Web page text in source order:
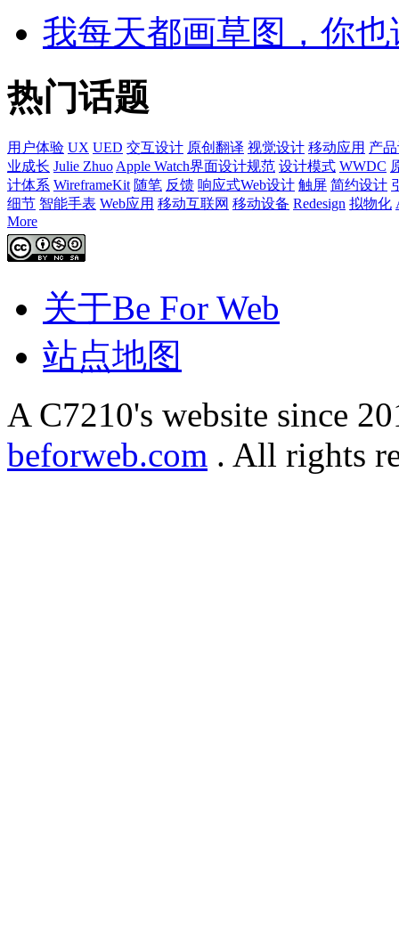
我每天都画草图，你
热门话题
用户体验 UX UED 交互设计 原创翻译 视觉设计 移动应用 产
业成长 Julie Zhuo Apple Watch界面设计规范 设计模式 WWDC
计体系 WireframeKit 随笔 反馈 响应式Web设计 触屏 简约设计
细节 智能手表 Web应用 移动互联网 移动设备 Redesign 拟物化
More
关于Be For Web
站点地图
A C7210's website since
beforweb.com . All rights